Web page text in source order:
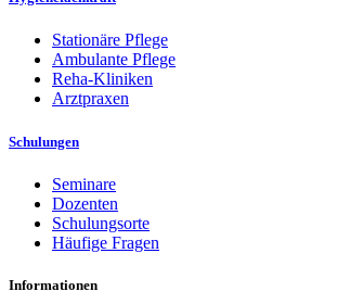
Stationäre Pflege
Ambulante Pflege
Reha-Kliniken
Arztpraxen
Schulungen
Seminare
Dozenten
Schulungsorte
Häufige Fragen
Informationen